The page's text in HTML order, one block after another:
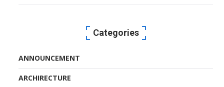
Categories
ANNOUNCEMENT
ARCHIRECTURE